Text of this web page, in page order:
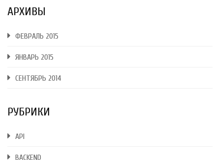
АРХИВЫ
ФЕВРАЛЬ 2015
ЯНВАРЬ 2015
СЕНТЯБРЬ 2014
РУБРИКИ
API
BACKEND